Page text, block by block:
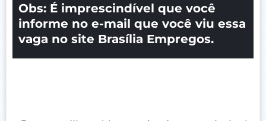
Obs: É imprescindível que você
informe no e-mail que você viu essa
vaga no site Brasília Empregos.